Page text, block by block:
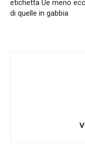
etichetta Ue meno
di quelle in gabbia